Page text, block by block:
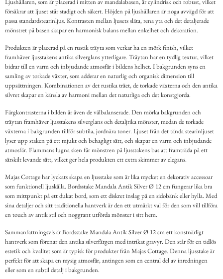
Ljushållaren, som är placerad i mitten av mandalabasen, är cylindrisk och robust, vilket
försäkrar att ljuset står stadigt och säkert. Höjden på ljushållaren är noga avvägd för att
passa standardstearinljus. Kontrasten mellan ljusets släta, rena yta och det detaljerade
mönstret på basen skapar en harmonisk balans mellan enkelhet och dekoration.
Produkten är placerad på en rustik träyta som verkar ha en mörk finish, vilket
framhäver ljusstakens antika silverglans ytterligare. Träytan har en tydlig textur, vilket
bidrar till en varm och inbjudande atmosfär i bildens helhet. I bakgrunden syns en
samling av torkade växter, som adderar en naturlig och organisk dimension till
uppsättningen. Kombinationen av det rustika träet, de torkade växterna och den antika
silvret skapar en känsla av harmoni mellan det naturliga och det konstgjorda.
Färgkontrasterna i bilden är även de välbalanserade. Den mörka bakgrunden och
träytan framhäver ljusstakens silverglans och detaljrika mönster, medan de torkade
växterna i bakgrunden tillför subtila, jordnära toner. Ljuset från det tända stearinljuset
lyser upp staken på ett mjukt och behagligt sätt, och skapar en varm och inbjudande
atmosfär. Flammans lugna sken får mönstren på ljusstakens bas att framträda på ett
särskilt levande sätt, vilket ger hela produkten ett extra skimmer av elegans.
Majas Cottage har lyckats skapa en ljusstake som är lika mycket en dekorativ accessoar
som funktionell ljuskälla. Bordsstake Mandala Antik Silver Ø 12 cm fungerar lika bra
som mittpunkt på ett dukat bord, som ett diskret inslag på en sidobänk eller hylla. Med
sina detaljer och sitt traditionella hantverk är den ett utmärkt val för den som vill tillföra
en touch av antik stil och noggrant utförda mönster i sitt hem.
Sammanfattningsvis är Bordsstake Mandala Antik Silver Ø 12 cm ett konstnärligt
hantverk som förenar den antika silverfärgen med intrikat gravyr. Den står för en tidlös
estetik och kvalitet som är typisk för produkter från Majas Cottage. Denna ljusstake är
perfekt för att skapa en mysig atmosfär, antingen som en central del av inredningen
eller som en subtil detalj i bakgrunden.